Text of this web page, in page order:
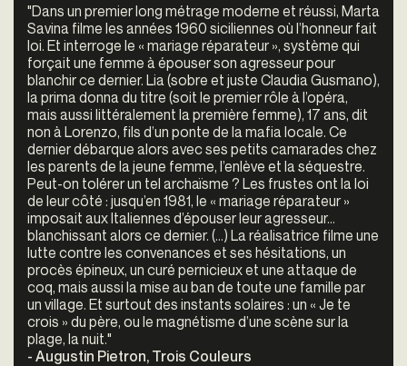
"Dans un premier long métrage moderne et réussi, Marta
Savina filme les années 1960 siciliennes où l’honneur fait
loi. Et interroge le « mariage réparateur », système qui
forçait une femme à épouser son agresseur pour
blanchir ce dernier. Lia (sobre et juste Claudia Gusmano),
la prima donna du titre (soit le premier rôle à l’opéra,
mais aussi littéralement la première femme), 17 ans, dit
non à Lorenzo, fils d’un ponte de la mafia locale. Ce
dernier débarque alors avec ses petits camarades chez
les parents de la jeune femme, l’enlève et la séquestre.
Peut-on tolérer un tel archaïsme ? Les frustes ont la loi
de leur côté : jusqu’en 1981, le « mariage réparateur »
imposait aux Italiennes d’épouser leur agresseur...
blanchissant alors ce dernier. (...) La réalisatrice filme une
lutte contre les convenances et ses hésitations, un
procès épineux, un curé pernicieux et une attaque de
coq, mais aussi la mise au ban de toute une famille par
un village. Et surtout des instants solaires : un « Je te
crois » du père, ou le magnétisme d’une scène sur la
plage, la nuit."
- Augustin Pietron, Trois Couleurs